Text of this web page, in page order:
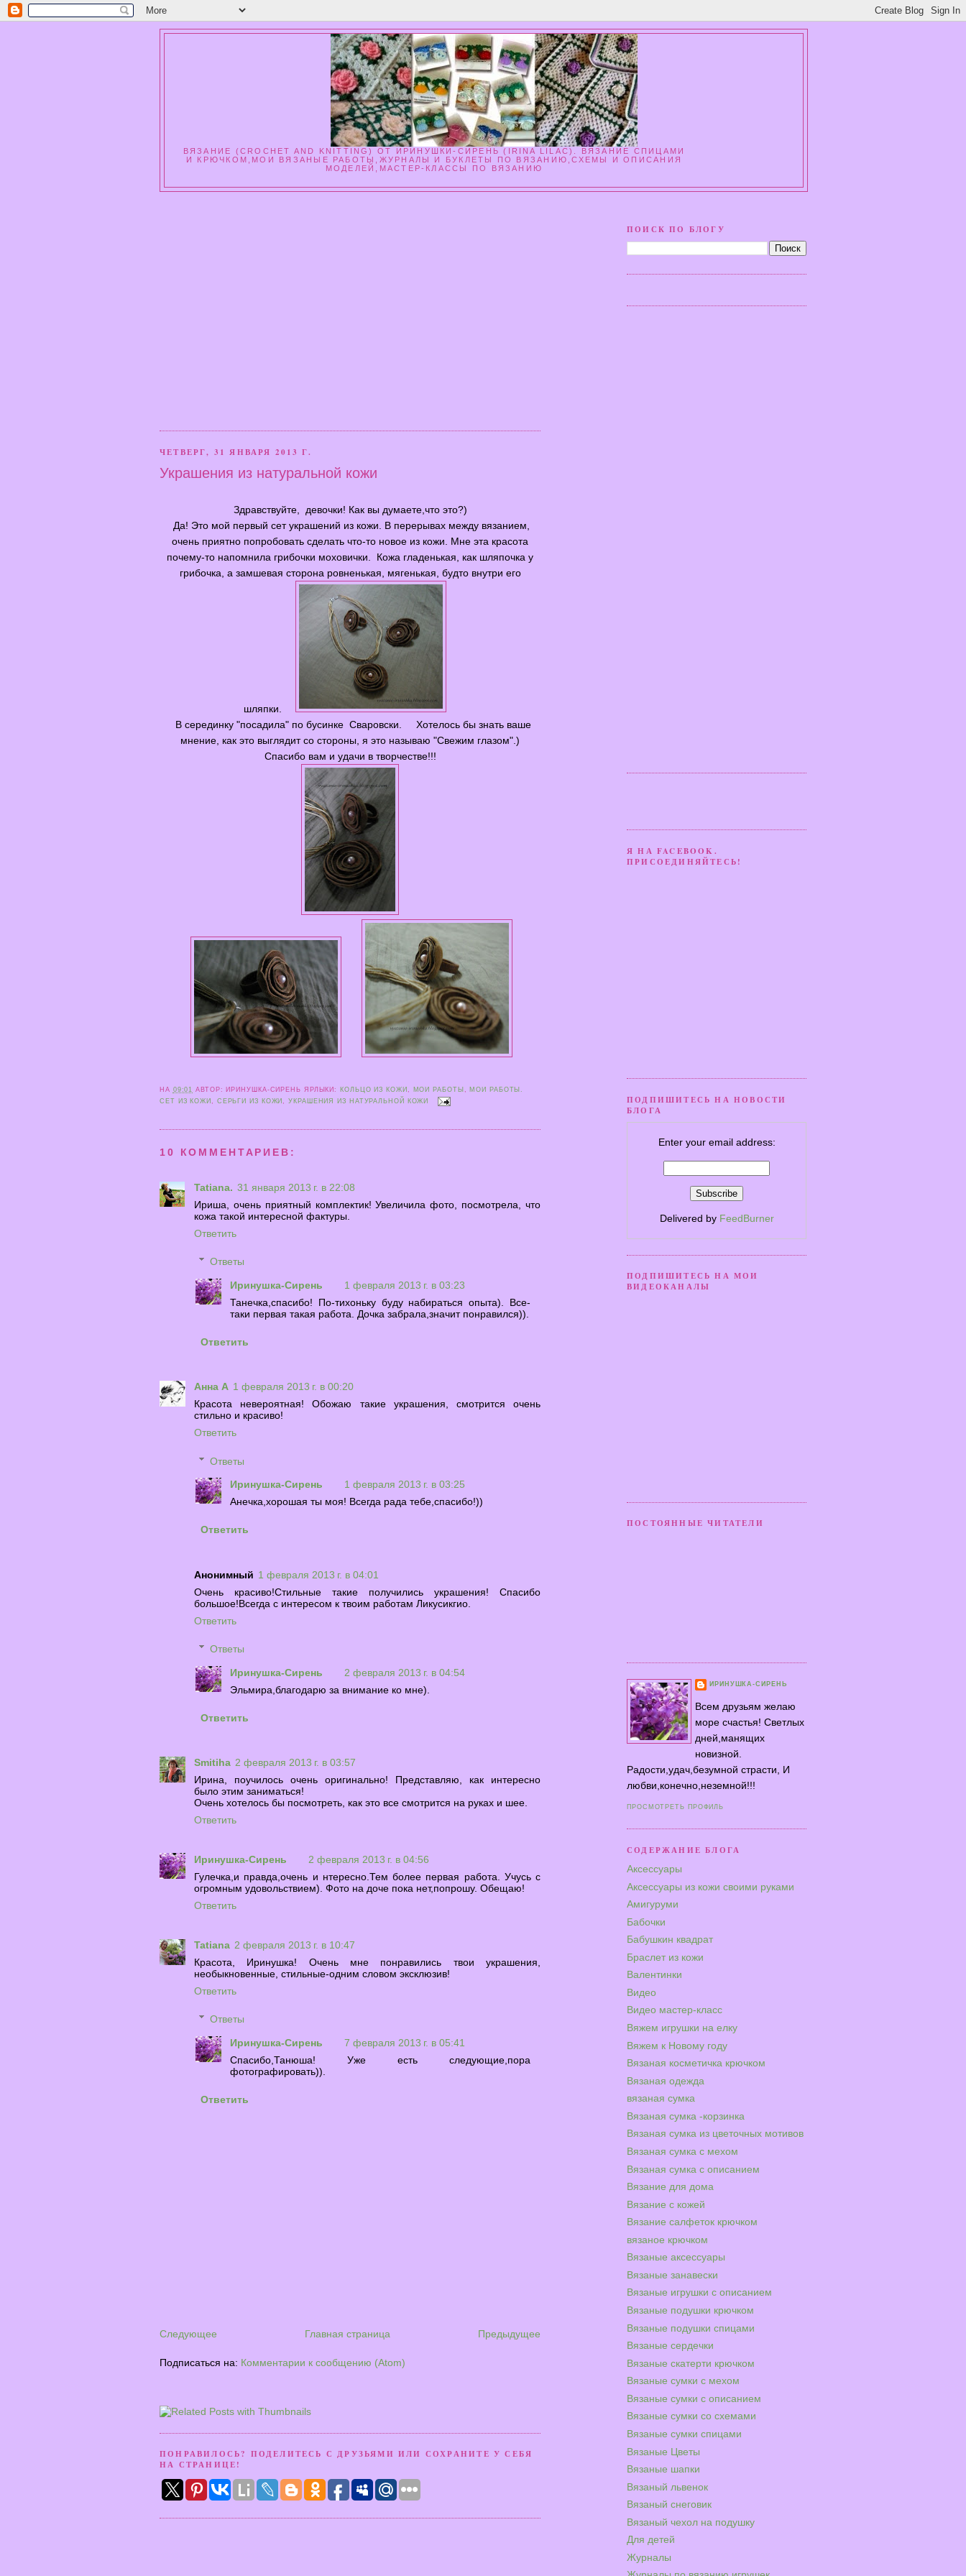
ВЯЗАНИЕ (CROCHET AND KNITTING) ОТ ИРИНУШКИ-СИРЕНЬ (IRINA LILAC). ВЯЗАНИЕ СПИЦАМИ
И КРЮЧКОМ,МОИ ВЯЗАНЫЕ РАБОТЫ,ЖУРНАЛЫ И БУКЛЕТЫ ПО ВЯЗАНИЮ,СХЕМЫ И ОПИСАНИЯ
МОДЕЛЕЙ,МАСТЕР-КЛАССЫ ПО ВЯЗАНИЮ
ЧЕТВЕРГ, 31 ЯНВАРЯ 2013 Г.
Украшения из натуральной кожи
Здравствуйте, девочки! Как вы думаете,что это?)
Да! Это мой первый сет украшений из кожи. В перерывах между вязанием,
очень приятно попробовать сделать что-то новое из кожи. Мне эта красота
почему-то напомнила грибочки моховички. Кожа гладенькая, как шляпочка у
грибочка, а замшевая сторона ровненькая, мягенькая, будто внутри его
шляпки.
В серединку "посадила" по бусинке Сваровски. Хотелось бы знать ваше
мнение, как это выглядит со стороны, я это называю "Свежим глазом".)
Спасибо вам и удачи в творчестве!!!
НА 09:01 АВТОР: ИРИНУШКА-СИРЕНЬ ЯРЛЫКИ: КОЛЬЦО ИЗ КОЖИ МОИ РАБОТЫ
МОИ РАБОТЫ.
СЕТ ИЗ КОЖИ
СЕРЬГИ ИЗ КОЖИ ,УКРАШЕНИЯ ИЗ НАТУРАЛЬНОЙ КОЖИ
10 КОММЕНТАРИЕВ:
Tatiana. 31 января 2013 г. в 22:08
Ириша, очень приятный комплектик! Увеличила фото, посмотрела, что
кожа такой интересной фактуры.
Ответить
Ответы
Иринушка-Сирень
1 февраля 2013 г. в 03:23
Танечка,спасибо! По-тихоньку буду набираться опыта). Все-
таки первая такая работа. Дочка забрала,значит понравился)).
Ответить
Анна А 1 февраля 2013 г. в 00:20
Красота невероятная! Обожаю такие украшения, смотрится очень
стильно и красиво!
Ответить
Ответы
Иринушка-Сирень
1 февраля 2013 г. в 03:25
Анечка,хорошая ты моя! Всегда рада тебе,спасибо!))
Ответить
Анонимный 1 февраля 2013 г. в 04:01
Очень красиво!Стильные такие получились украшения! Спасибо
большое!Всегда с интересом к твоим работам Ликусикгио.
Ответить
Ответы
Иринушка-Сирень
2 февраля 2013 г. в 04:54
Эльмира,благодарю за внимание ко мне).
Ответить
Smitiha 2 февраля 2013 г. в 03:57
Ирина, поучилось очень оригинально! Представляю, как интересно
было этим заниматься!
Очень хотелось бы посмотреть, как это все смотрится на руках и шее.
Ответить
Иринушка-Сирень
2 февраля 2013 г. в 04:56
Гулечка,и правда,очень и нтересно.Тем более первая работа. Учусь с
огромным удовольствием). Фото на доче пока нет,попрошу. Обещаю!
Ответить
Tatiana 2 февраля 2013 г. в 10:47
Красота, Иринушка! Очень мне понравились твои украшения,
необыкновенные, стильные-одним словом эксклюзив!
Ответить
Ответы
Иринушка-Сирень
7 февраля 2013 г. в 05:41
Спасибо,Танюша! Уже есть следующие,пора
фотографировать)).
Ответить
Следующее Предыдущее
Главная страница
Подписаться на: Комментарии к сообщению (Atom)
ПОНРАВИЛОСЬ? ПОДЕЛИТЕСЬ С ДРУЗЬЯМИ ИЛИ СОХРАНИТЕ У СЕБЯ
НА СТРАНИЦЕ!
ПОИСК ПО БЛОГУ
Я НА FACEBOOK.
ПРИСОЕДИНЯЙТЕСЬ!
ПОДПИШИТЕСЬ НА НОВОСТИ
БЛОГА
Enter your email address:
Delivered by FeedBurner
ПОДПИШИТЕСЬ НА МОИ
ВИДЕОКАНАЛЫ
ПОСТОЯННЫЕ ЧИТАТЕЛИ
ИРИНУШКА-СИРЕНЬ
Всем друзьям желаю
море счастья! Светлых
дней,манящих
новизной.
Радости,удач,безумной страсти, И
любви,конечно,неземной!!!
ПРОСМОТРЕТЬ ПРОФИЛЬ
СОДЕРЖАНИЕ БЛОГА
Аксессуары
Аксессуары из кожи своими руками
Амигуруми
Бабочки
Бабушкин квадрат
Браслет из кожи
Валентинки
Видео
Видео мастер-класс
Вяжем игрушки на елку
Вяжем к Новому году
Вязаная косметичка крючком
Вязаная одежда
вязаная сумка
Вязаная сумка -корзинка
Вязаная сумка из цветочных мотивов
Вязаная сумка с мехом
Вязаная сумка с описанием
Вязание для дома
Вязание с кожей
Вязание салфеток крючком
вязаное крючком
Вязаные аксессуары
Вязаные занавески
Вязаные игрушки с описанием
Вязаные подушки крючком
Вязаные подушки спицами
Вязаные сердечки
Вязаные скатерти крючком
Вязаные сумки с мехом
Вязаные сумки с описанием
Вязаные сумки со схемами
Вязаные сумки спицами
Вязаные Цветы
Вязаные шапки
Вязаный львенок
Вязаный снеговик
Вязаный чехол на подушку
Для детей
Журналы